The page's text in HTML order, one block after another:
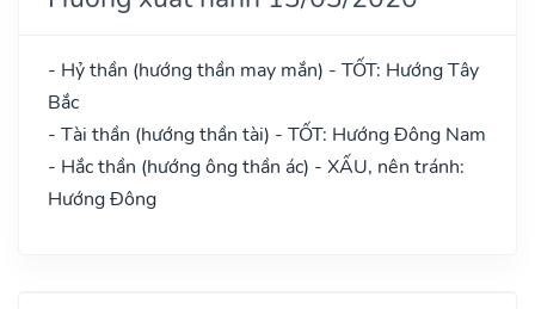
- Hỷ thần (hướng thần may mắn) - TỐT: Hướng Tây
Bắc
- Tài thần (hướng thần tài) - TỐT: Hướng Đông Nam
- Hắc thần (hướng ông thần ác) - XẤU, nên tránh:
Hướng Đông